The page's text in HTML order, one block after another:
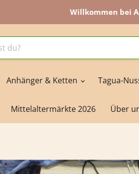
Willkommen bei
Anhänger & Ketten Tagua-
Mittelaltermärkte 2026 Über